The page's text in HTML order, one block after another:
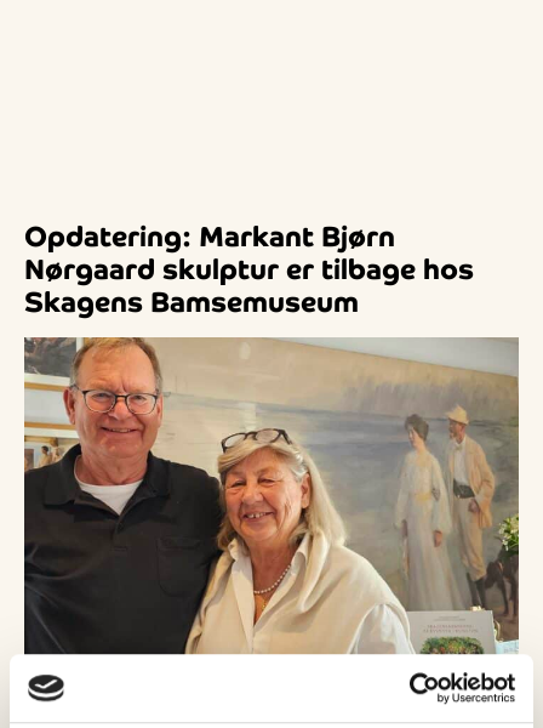
Opdatering: Markant Bjørn
Nørgaard skulptur er tilbage hos
Skagens Bamsemuseum